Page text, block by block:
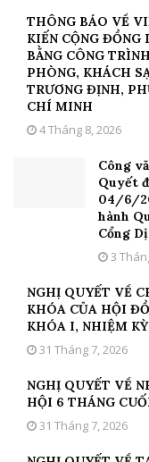
THÔNG BÁO VỀ
KIẾN CỘNG ĐỒNG
BẰNG CÔNG
PHÒNG, KHÁCH
TRƯƠNG ĐỊNH,
CHÍ MINH
4 Tháng 8, 2026
Công
Quyết
04/6/
hành
Cổng
3
NGHỊ QUYẾT VỀ
KHÓA CỦA HỘI
KHÓA I, NHIỆM
31 Tháng 7, 2026
NGHỊ QUYẾT VỀ
HỘI 6 THÁNG
31 Tháng 7, 2026